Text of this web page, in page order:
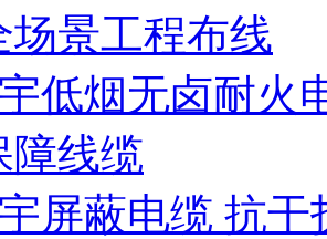
场景工程布线
低烟无卤耐火
障线缆
屏蔽电缆 抗